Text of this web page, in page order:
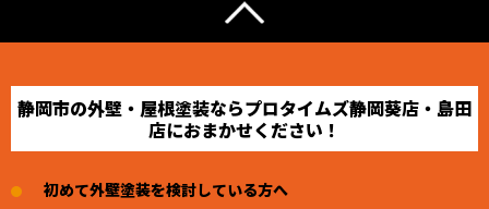
静岡市の外壁・屋根塗装ならプロタイムズ静岡葵店・島田
店におまかせください！
初めて外壁塗装を検討している方へ